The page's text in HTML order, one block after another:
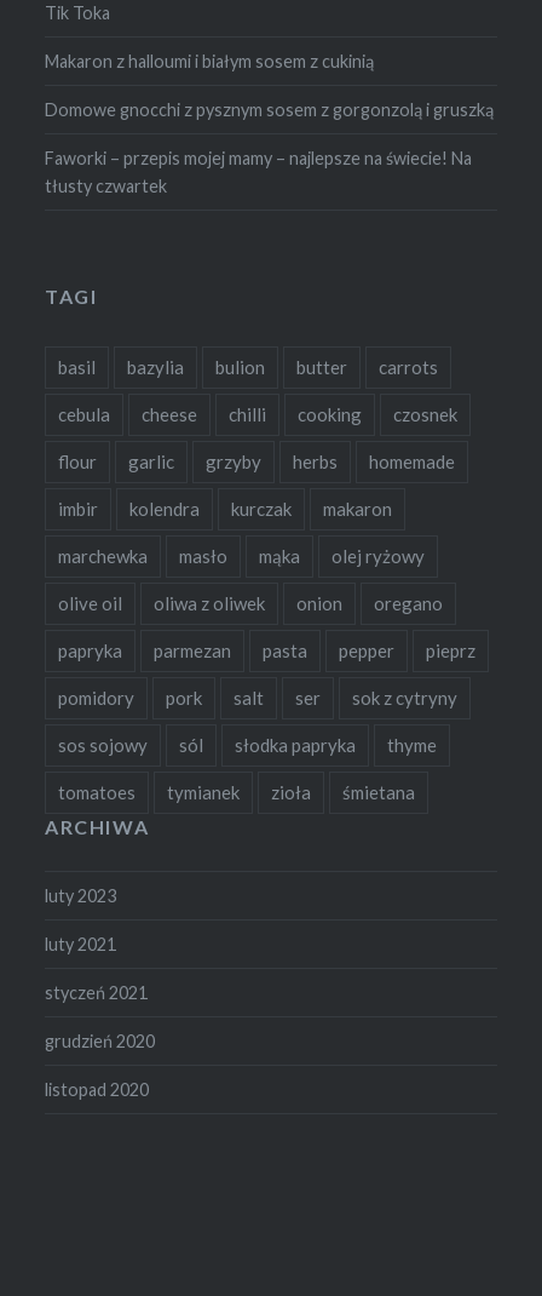
Tik Toka
Makaron z halloumi i białym sosem z cukinią
Domowe gnocchi z pysznym sosem z gorgonzolą i gruszką
Faworki – przepis mojej mamy – najlepsze na świecie! Na
tłusty czwartek
TAGI
basil bazylia bulion butter carrots
cebula cheese chilli cooking czosnek
flour garlic grzyby herbs homemade
imbir kolendra kurczak makaron
marchewka masło mąka olej ryżowy
olive oil oliwa z oliwek onion oregano
papryka parmezan pasta pepper pieprz
pomidory pork salt ser sok z cytryny
sos sojowy sól słodka papryka thyme
tomatoes tymianek zioła śmietana
ARCHIWA
luty 2023
luty 2021
styczeń 2021
grudzień 2020
listopad 2020